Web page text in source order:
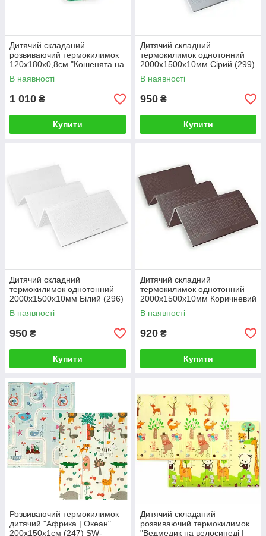
Дитячий складаний
розвиваючий термокилимок
120х180х0,8см "Кошенята на
риболовлі | Цуценята" (275)
SW-00001318
В наявності
1 010 ₴
Купити
Дитячий складний
термокилимок однотонний
2000х1500х10мм Сірий (299)
SW-00001187
В наявності
950 ₴
Купити
Дитячий складний
термокилимок однотонний
2000х1500х10мм Білий (296)
SW-00001188
В наявності
950 ₴
Купити
Дитячий складний
термокилимок однотонний
2000х1500х10мм Коричневий
(298) SW-00001189
В наявності
920 ₴
Купити
Розвиваючий термокилимок
дитячий "Африка | Океан"
200х150х1см (247) SW-
Дитячий складаний
розвиваючий термокилимок
"Ведмедик на велосипеді |